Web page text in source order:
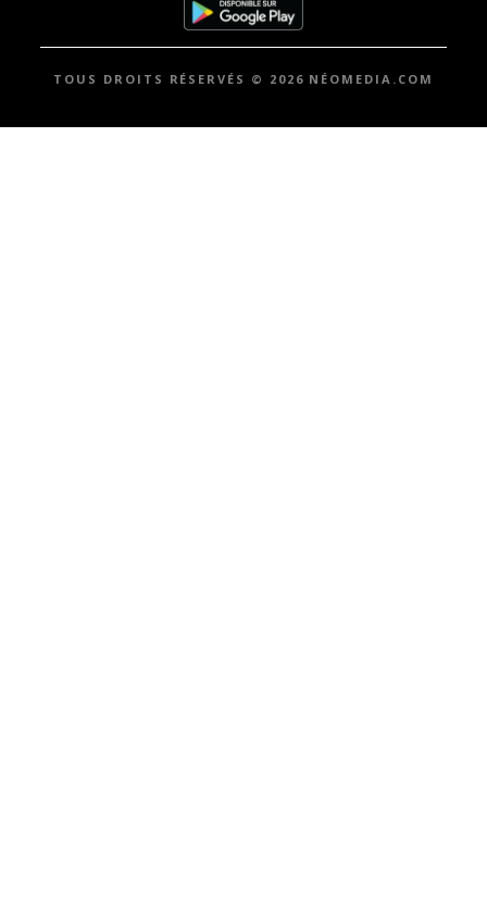
TOUS DROITS RÉSERVÉS © 2026 NÉOMEDIA.COM